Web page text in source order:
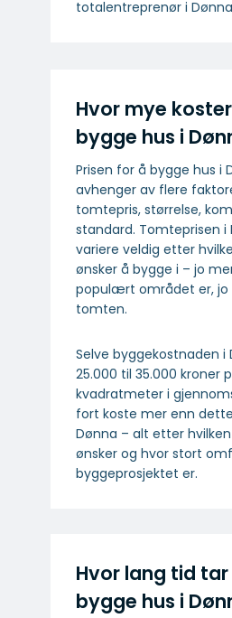
totalentreprenør i
Hvor mye
bygge hus i
Prisen for å bygge hus i
avhenger av flere
tomtepris, størrelse,
standard. Tomteprisen i
variere veldig etter
ønsker å bygge i – jo
populært området er, jo
tomten.
Selve byggekostnaden i
25.000 til 35.000 kroner
kvadratmeter i
fort koste mer enn
Dønna – alt etter
ønsker og hvor stort
byggeprosjektet er.
Hvor lang tid
bygge hus i